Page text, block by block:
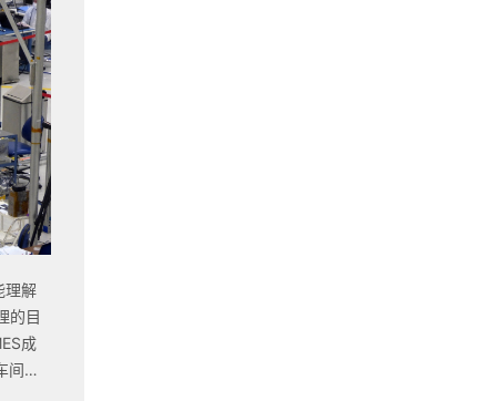
理解
成